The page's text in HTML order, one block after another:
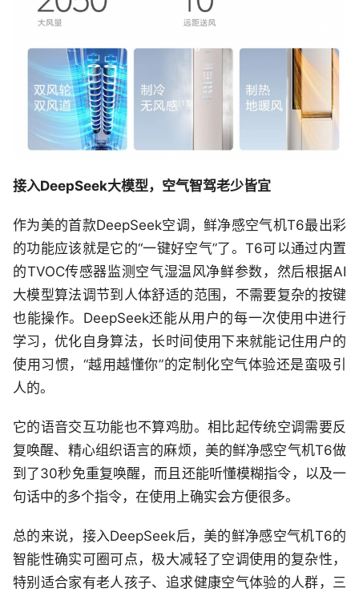
接入DeepSeek大模型，空气智驾老少皆宜
作为美的首款DeepSeek空调，鲜净感空气机T6最出彩
的功能应该就是它的“一键好空气”了。T6可以通过内置
的TVOC传感器监测空气湿温风净鲜参数，然后根据AI
大模型算法调节到人体舒适的范围，不需要复杂的按键
也能操作。DeepSeek还能从用户的每一次使用中进行
学习，优化自身算法，长时间使用下来就能记住用户的
使用习惯，“越用越懂你”的定制化空气体验还是蛮吸引
人的。
它的语音交互功能也不算鸡肋。相比起传统空调需要反
复唤醒、精心组织语言的麻烦，美的鲜净感空气机T6做
到了30秒免重复唤醒，而且还能听懂模糊指令，以及一
句话中的多个指令，在使用上确实会方便很多。
总的来说，接入DeepSeek后，美的鲜净感空气机T6的
智能性确实可圈可点，极大减轻了空调使用的复杂性，
特别适合家有老人孩子、追求健康空气体验的人群，三